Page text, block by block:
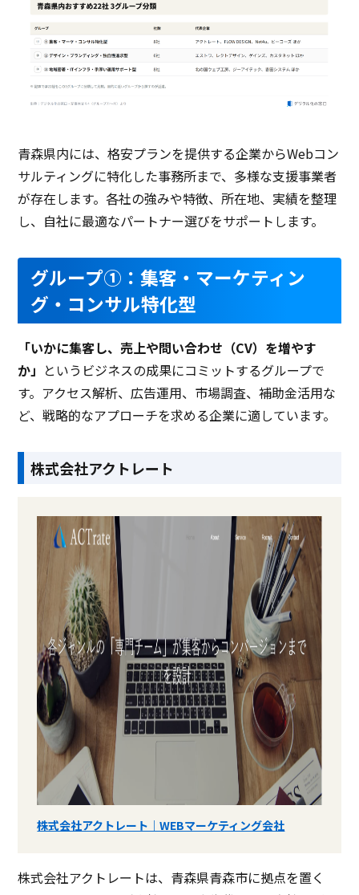
青森県内には、格安プランを提供する企業からWebコン
サルティングに特化した事務所まで、多様な支援事業者
が存在します。各社の強みや特徴、所在地、実績を整理
し、自社に最適なパートナー選びをサポートします。
グループ①：集客・マーケティン
グ・コンサル特化型
「いかに集客し、売上や問い合わせ（CV）を増やす
か」 というビジネスの成果にコミットするグループで
す。アクセス解析、広告運用、市場調査、補助金活用な
ど、戦略的なアプローチを求める企業に適しています。
株式会社アクトレート
株式会社アクトレート｜WEBマーケティング会社
株式会社アクトレートは、青森県青森市に拠点を置く